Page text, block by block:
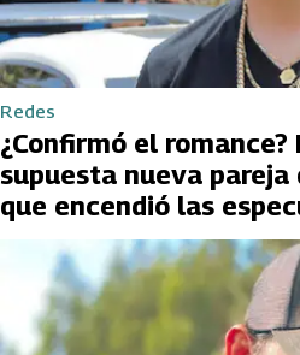
Redes
¿Confirmó el romance?
supuesta nueva pareja
que encendió las